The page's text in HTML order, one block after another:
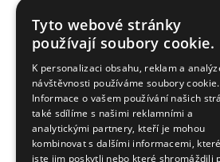
Čerpání dotace na
Čerpání dotace na FVE
Tyto webové stránky
používají soubory cookie.
K personalizaci obsahu, reklam a
návštěvnosti používáme soubory cookie.
Informace o vašem používání našich
také sdílíme s našimi reklamními a
analytickými partnery, kteří je mohou
kombinovat s dalšími informacemi, které
jste jim poskytli nebo které shromáždili